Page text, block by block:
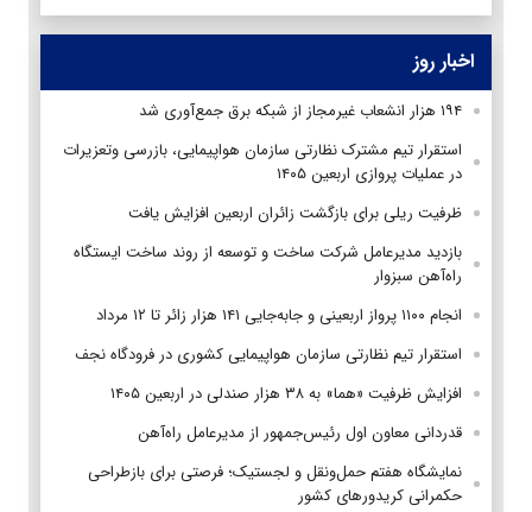
اخبار روز
۱۹۴ هزار انشعاب غیرمجاز از شبکه برق جمع‌آوری شد
استقرار تیم مشترک نظارتی سازمان هواپیمایی، بازرسی وتعزیرات
در عملیات پروازی اربعین ۱۴۰۵
ظرفیت ریلی برای بازگشت زائران اربعین افزایش یافت
بازدید مدیرعامل شرکت ساخت و توسعه از روند ساخت ایستگاه
راه‌آهن سبزوار
انجام ۱۱۰۰ پرواز اربعینی و جابه‌جایی ۱۴۱ هزار زائر تا ۱۲ مرداد
استقرار تیم‌ نظارتی سازمان هواپیمایی کشوری در فرودگاه نجف
افزایش ظرفیت «هما» به ۳۸ هزار صندلی در اربعین ۱۴۰۵
قدردانی معاون اول رئیس‌جمهور از مدیرعامل راه‌آهن
نمایشگاه هفتم حمل‌ونقل و لجستیک؛ فرصتی برای بازطراحی
حکمرانی کریدورهای کشور